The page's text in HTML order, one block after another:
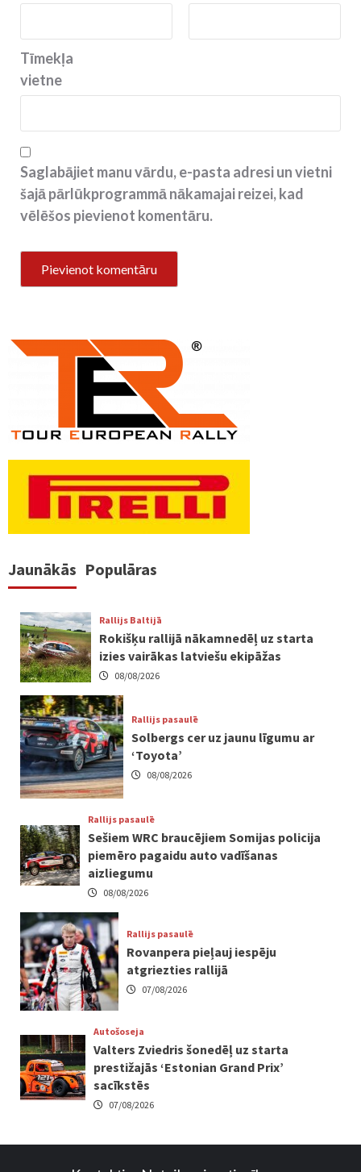
Tīmekļa
vietne
Saglabājiet manu vārdu, e-pasta adresi un vietni
šajā pārlūkprogrammā nākamajai reizei, kad
vēlēšos pievienot komentāru.
Jaunākās Populāras
Rallijs Baltijā
Rokišķu rallijā nākamnedēļ uz starta
izies vairākas latviešu ekipāžas
08/08/2026
Rallijs pasaulē
Solbergs cer uz jaunu līgumu ar
‘Toyota’
08/08/2026
Rallijs pasaulē
Sešiem WRC braucējiem Somijas policija
piemēro pagaidu auto vadīšanas
aizliegumu
08/08/2026
Rallijs pasaulē
Rovanpera pieļauj iespēju
atgriezties rallijā
07/08/2026
Autošoseja
Valters Zviedris šonedēļ uz starta
prestižajās ‘Estonian Grand Prix’
sacīkstēs
07/08/2026